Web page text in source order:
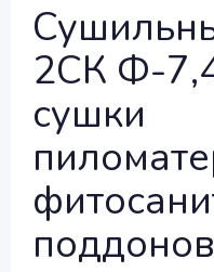
2СК Ф-
сушки
поддонов